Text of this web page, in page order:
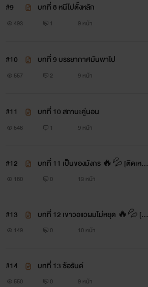
#9 บทที่ 8 หนีไปตั้งหลัก
493 1 9 หน้า
#10 บทที่ 9 บรรยากาศมันพาไป
557 2 9 หน้า
#11 บทที่ 10 สถานะคู่นอน
546 1 9 หน้า
#12
บทที่ 11 เป็นของมังกร 🔥💦 [ติดเหรีย
ญถาวร]
180 0 13 หน้า
#13
บทที่ 12 เขาวอแวผมไม่หยุด 🔥💦 [ติ
ดเหรียญถาวร]
149 0 10 หน้า
#14 บทที่ 13 ซ้อรันต์
550 0 9 หน้า